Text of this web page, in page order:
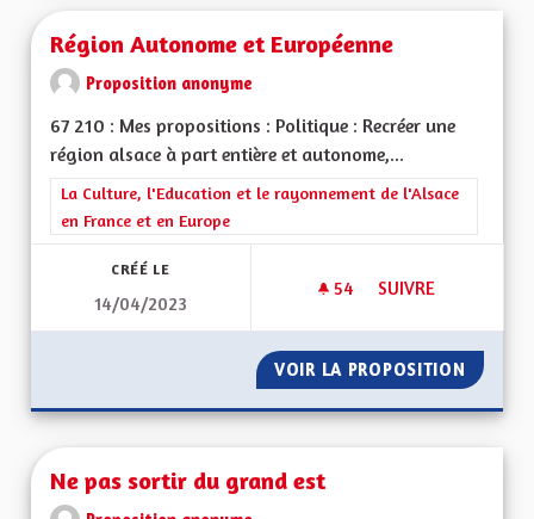
Région Autonome et Européenne
Proposition anonyme
67 210 : Mes propositions : Politique : Recréer une
région alsace à part entière et autonome,...
Filtrer les résultats de la catégorie : La Culture, l'Education et
La Culture, l'Education et le rayonnement de l'Alsace
en France et en Europe
CRÉÉ LE
14/04/2023
54 54 ABONNÉS
SUIVRE
VOIR LA PROPOSITION
Ne pas sortir du grand est